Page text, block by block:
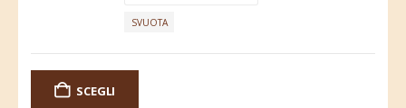
SVUOTA
SCEGLI